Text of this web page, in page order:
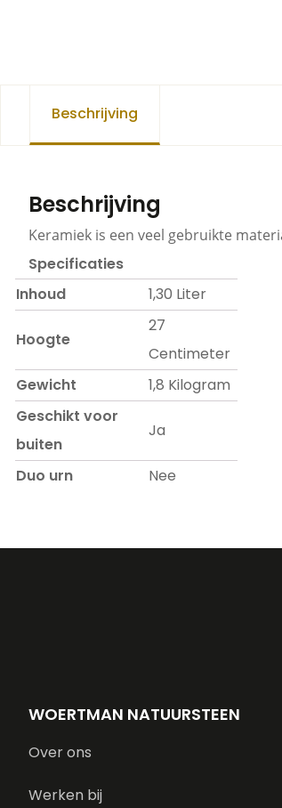
Beschrijving
Beschrijving
Keramiek is een veel gebruikte
Specificaties
Inhoud
1,30 Liter
Hoogte
27
Centimeter
Gewicht
1,8 Kilogram
Geschikt voor
buiten
Ja
Duo urn Nee
WOERTMAN NATUURSTEEN
Over ons
Werken bij